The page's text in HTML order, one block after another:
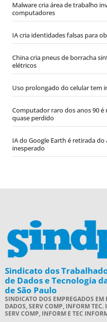
Malware cria área de trabalho
computadores
IA cria identidades falsas para
China cria pneus de borracha
elétricos
Uso prolongado do celular tem
Computador raro dos anos 90
quase perdido
IA do Google Earth é retirada
inesperado
Sindicato dos
de Dados e Tecnologia
de São Paulo
SINDICATO DOS EMPREGADOS EM
DADOS, SERV COMP, INFORM
SERV COMP, INFORM E TEC